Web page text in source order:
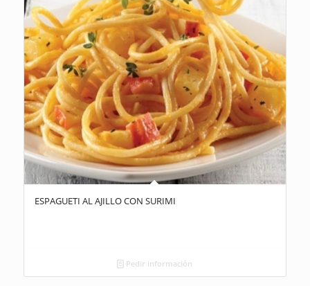
ESPAGUETI AL AJILLO CON SURIMI
Pedir información